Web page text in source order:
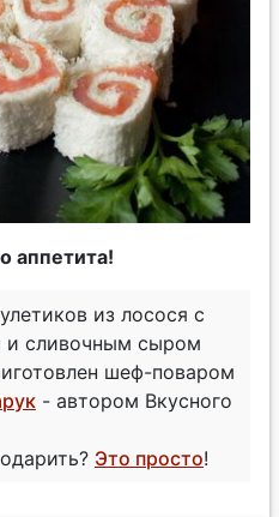
аппетита!
из лосося с
и сливочным сыром
шеф-поваром
- автором Вкусного
Это просто!